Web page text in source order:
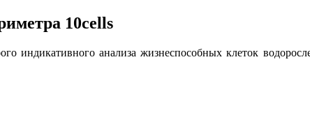
10cells
индикативного анализа жизнеспособных клеток